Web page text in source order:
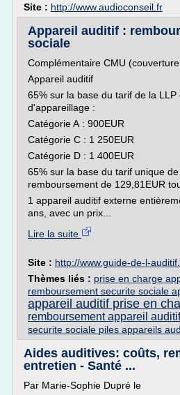
Site : http://www.audioconseil.fr
Appareil auditif :
sociale
Complémentaire CMU
Appareil auditif
65% sur la base du tarif de la
d'appareillage :
Catégorie A : 900EUR
Catégorie C : 1 250EUR
Catégorie D : 1 400EUR
65% sur la base du tarif unique
remboursement de 129,81EUR
1 appareil auditif externe
ans, avec un prix...
Lire la suite
Site : http://www.guide-de-l-
Thèmes liés : prise en charge
remboursement securite sociale
appareil auditif prise en
remboursement appareil auditif
securite sociale piles appareils
Aides auditives: coûts,
entretien - Santé ...
Par Marie-Sophie Dupré le